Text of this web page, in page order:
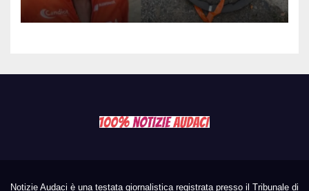
73enne, il racconto choc di un
Notizie Audaci è una testata giornalistica registrata presso il Tribunale di